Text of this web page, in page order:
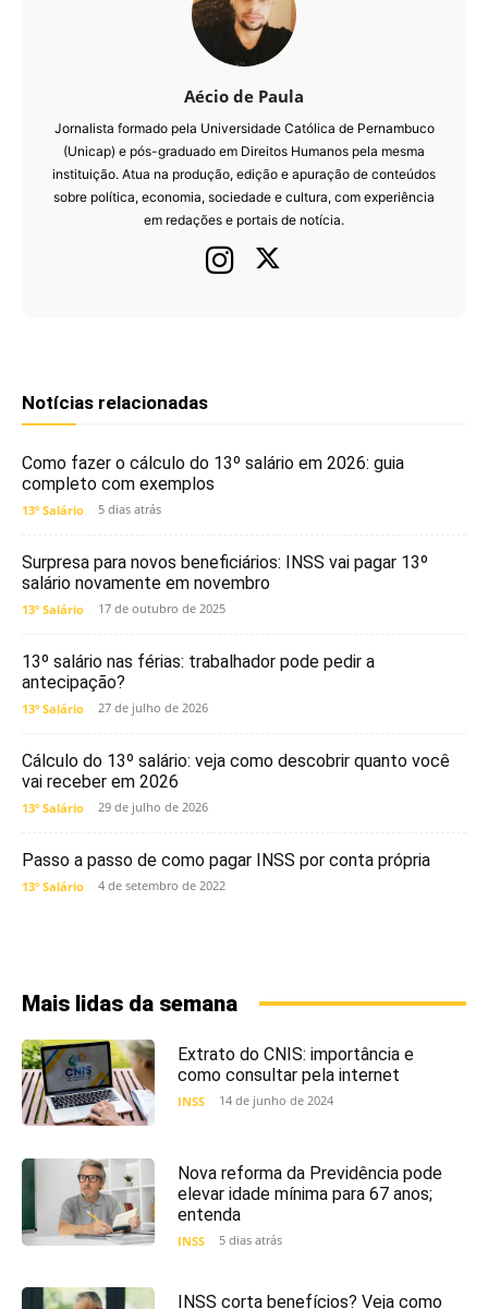
Aécio de Paula
Jornalista formado pela Universidade Católica de Pernambuco
(Unicap) e pós-graduado em Direitos Humanos pela mesma
instituição. Atua na produção, edição e apuração de conteúdos
sobre política, economia, sociedade e cultura, com experiência
em redações e portais de notícia.
Notícias relacionadas
Como fazer o cálculo do 13º salário em 2026: guia
completo com exemplos
13º Salário 5 dias atrás
Surpresa para novos beneficiários: INSS vai pagar 13º
salário novamente em novembro
13º Salário 17 de outubro de 2025
13º salário nas férias: trabalhador pode pedir a
antecipação?
13º Salário 27 de julho de 2026
Cálculo do 13º salário: veja como descobrir quanto você
vai receber em 2026
13º Salário 29 de julho de 2026
Passo a passo de como pagar INSS por conta própria
13º Salário 4 de setembro de 2022
Mais lidas da semana
Extrato do CNIS: importância e
como consultar pela internet
INSS 14 de junho de 2024
Nova reforma da Previdência pode
elevar idade mínima para 67 anos;
entenda
INSS 5 dias atrás
INSS corta benefícios? Veja como